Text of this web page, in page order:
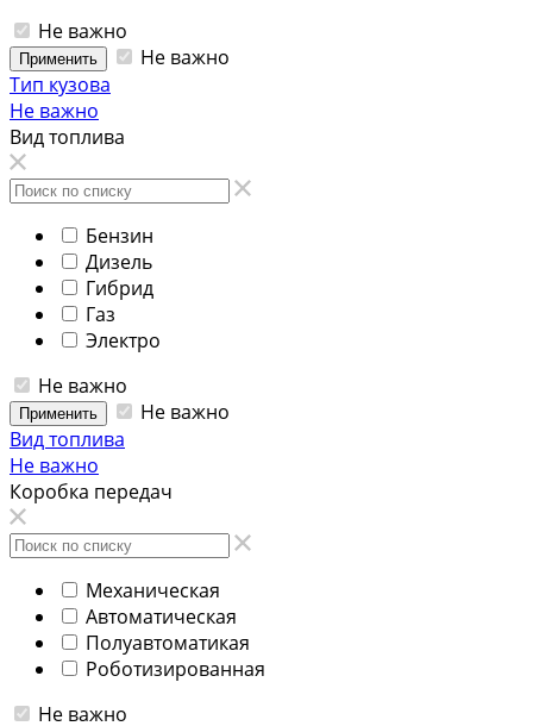
Не важно
Применить
Не важно
Тип кузова
Не важно
Вид топлива
Бензин
Дизель
Гибрид
Газ
Электро
Не важно
Применить
Не важно
Вид топлива
Не важно
Коробка передач
Механическая
Автоматическая
Полуавтоматикая
Роботизированная
Не важно